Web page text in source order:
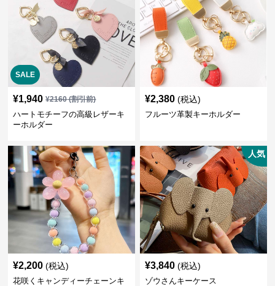
SALE
¥1,940 ¥2160(割引前)
ハートモチーフの高級レザーキ
ーホルダー
¥2,380 (税込)
フルーツ革製キーホルダー
¥2,200 (税込)
花咲くキャンディーチェーンキ
人気
¥3,840 (税込)
ゾウさんキーケース